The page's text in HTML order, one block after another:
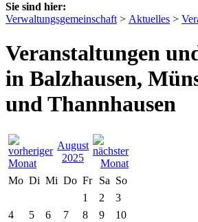
Sie sind hier:
Verwaltungsgemeinschaft > Aktuelles >
Veranstaltungen
in Balzhausen,
und Thannhausen
August
2025
Mo Di Mi Do Fr Sa So
1
2
3
4
5 6 7 8 9
10